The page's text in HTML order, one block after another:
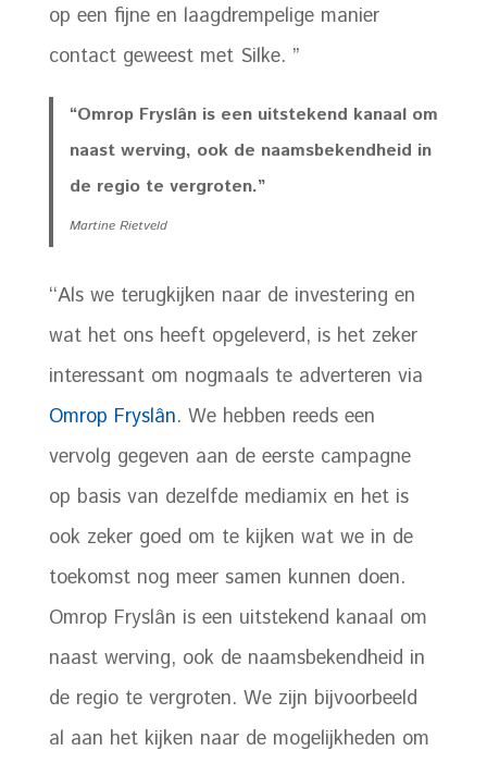
op een fijne en laagdrempelige manier
contact geweest met Silke. ”
“Omrop Fryslân is een uitstekend kanaal om
naast werving, ook de naamsbekendheid in
de regio te vergroten.”
Martine Rietveld
‘‘Als we terugkijken naar de investering en
wat het ons heeft opgeleverd, is het zeker
interessant om nogmaals te adverteren via
Omrop Fryslân. We hebben reeds een
vervolg gegeven aan de eerste campagne
op basis van dezelfde mediamix en het is
ook zeker goed om te kijken wat we in de
toekomst nog meer samen kunnen doen.
Omrop Fryslân is een uitstekend kanaal om
naast werving, ook de naamsbekendheid in
de regio te vergroten. We zijn bijvoorbeeld
al aan het kijken naar de mogelijkheden om